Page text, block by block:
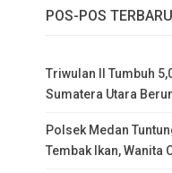
POS-POS TERBARU
Triwulan II Tumbuh
Sumatera Utara
Polsek Medan
Tembak Ikan, Wanita